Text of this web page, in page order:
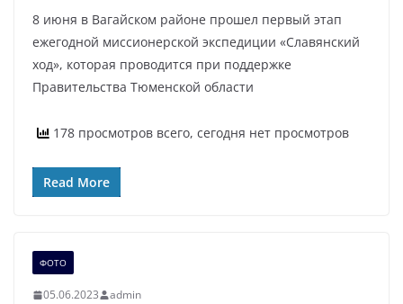
8 июня в Вагайском районе прошел первый этап
ежегодной миссионерской экспедиции «Славянский
ход», которая проводится при поддержке
Правительства Тюменской области
178 просмотров всего, сегодня нет просмотров
Read More
ФОТО
05.06.2023 admin